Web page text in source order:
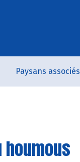
Paysans associés
houmous